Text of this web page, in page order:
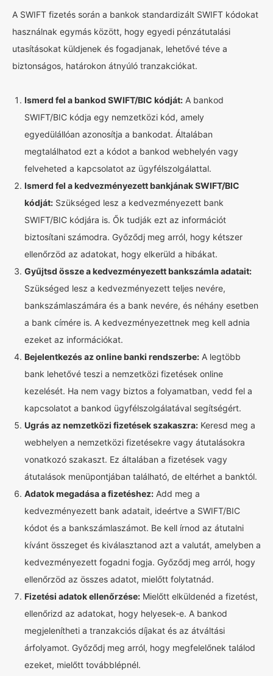
A SWIFT fizetés során a bankok standardizált SWIFT kódokat
használnak egymás között, hogy egyedi pénzátutalási
utasításokat küldjenek és fogadjanak, lehetővé téve a
biztonságos, határokon átnyúló tranzakciókat.
Ismerd fel a bankod SWIFT/BIC kódját: A bankod
SWIFT/BIC kódja egy nemzetközi kód, amely
egyedülállóan azonosítja a bankodat. Általában
megtalálhatod ezt a kódot a bankod webhelyén vagy
felveheted a kapcsolatot az ügyfélszolgálattal.
Ismerd fel a kedvezményezett bankjának SWIFT/BIC
kódját: Szükséged lesz a kedvezményezett bank
SWIFT/BIC kódjára is. Ők tudják ezt az információt
biztosítani számodra. Győződj meg arról, hogy kétszer
ellenőrzöd az adatokat, hogy elkerüld a hibákat.
Gyűjtsd össze a kedvezményezett bankszámla adatait:
Szükséged lesz a kedvezményezett teljes nevére,
bankszámlaszámára és a bank nevére, és néhány esetben
a bank címére is. A kedvezményezettnek meg kell adnia
ezeket az információkat.
Bejelentkezés az online banki rendszerbe: A legtöbb
bank lehetővé teszi a nemzetközi fizetések online
kezelését. Ha nem vagy biztos a folyamatban, vedd fel a
kapcsolatot a bankod ügyfélszolgálatával segítségért.
Ugrás az nemzetközi fizetések szakaszra: Keresd meg a
webhelyen a nemzetközi fizetésekre vagy átutalásokra
vonatkozó szakaszt. Ez általában a fizetések vagy
átutalások menüpontjában található, de eltérhet a banktól.
Adatok megadása a fizetéshez: Add meg a
kedvezményezett bank adatait, ideértve a SWIFT/BIC
kódot és a bankszámlaszámot. Be kell írnod az átutalni
kívánt összeget és kiválasztanod azt a valutát, amelyben a
kedvezményezett fogadni fogja. Győződj meg arról, hogy
ellenőrzöd az összes adatot, mielőtt folytatnád.
Fizetési adatok ellenőrzése: Mielőtt elküldenéd a fizetést,
ellenőrizd az adatokat, hogy helyesek-e. A bankod
megjelenítheti a tranzakciós díjakat és az átváltási
árfolyamot. Győződj meg arról, hogy megfelelőnek találod
ezeket, mielőtt továbblépnél.